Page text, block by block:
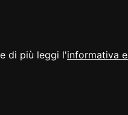
di più leggi l'informativa